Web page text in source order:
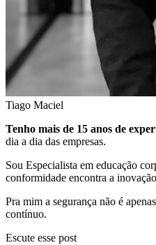
Tiago Maciel
Tenho mais de 15 anos de
dia a dia das empresas.
Sou Especialista em educação
conformidade encontra a
Pra mim a segurança não é
contínuo.
Escute esse post